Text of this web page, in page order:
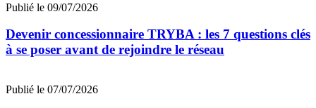
Publié le 09/07/2026
Devenir concessionnaire TRYBA : les 7 questions clés
à se poser avant de rejoindre le réseau
Publié le 07/07/2026